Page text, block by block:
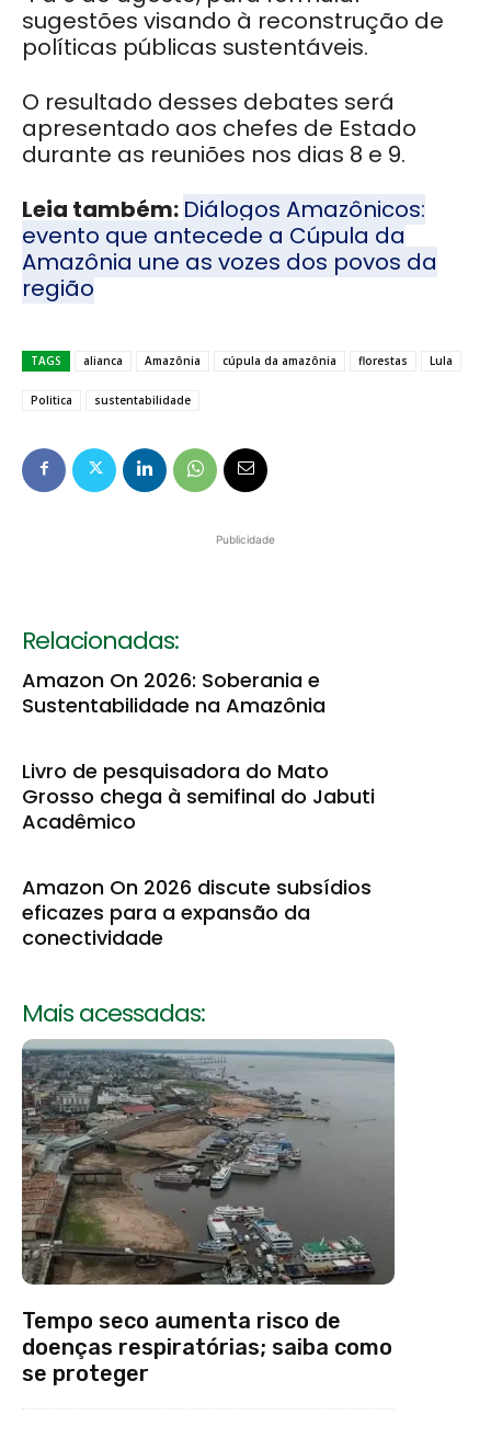
sugestões visando à reconstrução de
políticas públicas sustentáveis.
O resultado desses debates será
apresentado aos chefes de Estado
durante as reuniões nos dias 8 e 9.
Leia também: Diálogos Amazônicos:
evento que antecede a Cúpula da
Amazônia une as vozes dos povos da
região
TAGS alianca Amazônia cúpula da amazônia florestas Lula
Politica sustentabilidade
Publicidade
Relacionadas:
Amazon On 2026: Soberania e
Sustentabilidade na Amazônia
Livro de pesquisadora do Mato
Grosso chega à semifinal do Jabuti
Acadêmico
Amazon On 2026 discute subsídios
eficazes para a expansão da
conectividade
Mais acessadas:
Tempo seco aumenta risco de
doenças respiratórias; saiba como
se proteger